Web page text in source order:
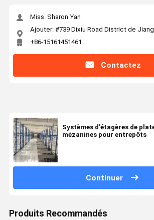
Miss. Sharon Yan
Ajouter: #739 Dixiu Road District de
+86-15161451461
Contactez
Systèmes d'étagères de
mézanines pour entrepôts
Continuer
Produits Recommandés